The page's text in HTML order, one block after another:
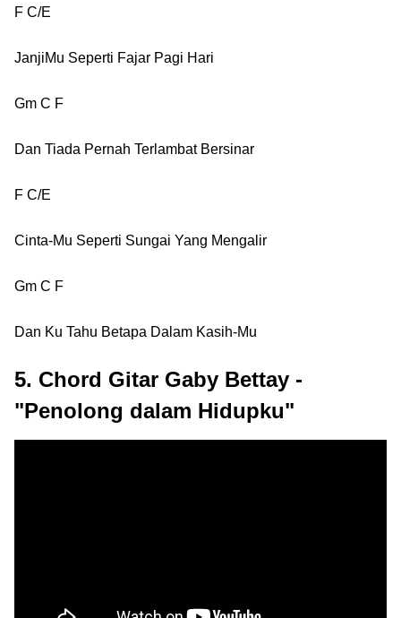
F C/E
JanjiMu Seperti Fajar Pagi Hari
Gm C F
Dan Tiada Pernah Terlambat Bersinar
F C/E
Cinta-Mu Seperti Sungai Yang Mengalir
Gm C F
Dan Ku Tahu Betapa Dalam Kasih-Mu
5. Chord Gitar Gaby Bettay -
"Penolong dalam Hidupku"